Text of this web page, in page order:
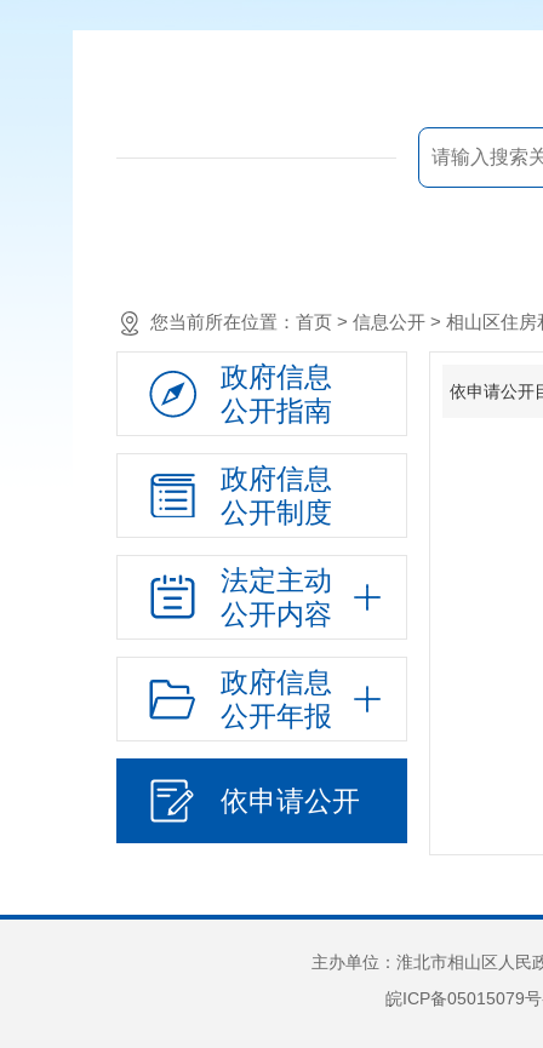
您当前所在位置： 首页 > 信息公开 > 相山区住
政府信息
公开指南
政府信息
公开制度
法定主动
公开内容
政府信息
公开年报
依申请公开
依申请公开
主办单位：淮北市相山区人
皖ICP备05015079